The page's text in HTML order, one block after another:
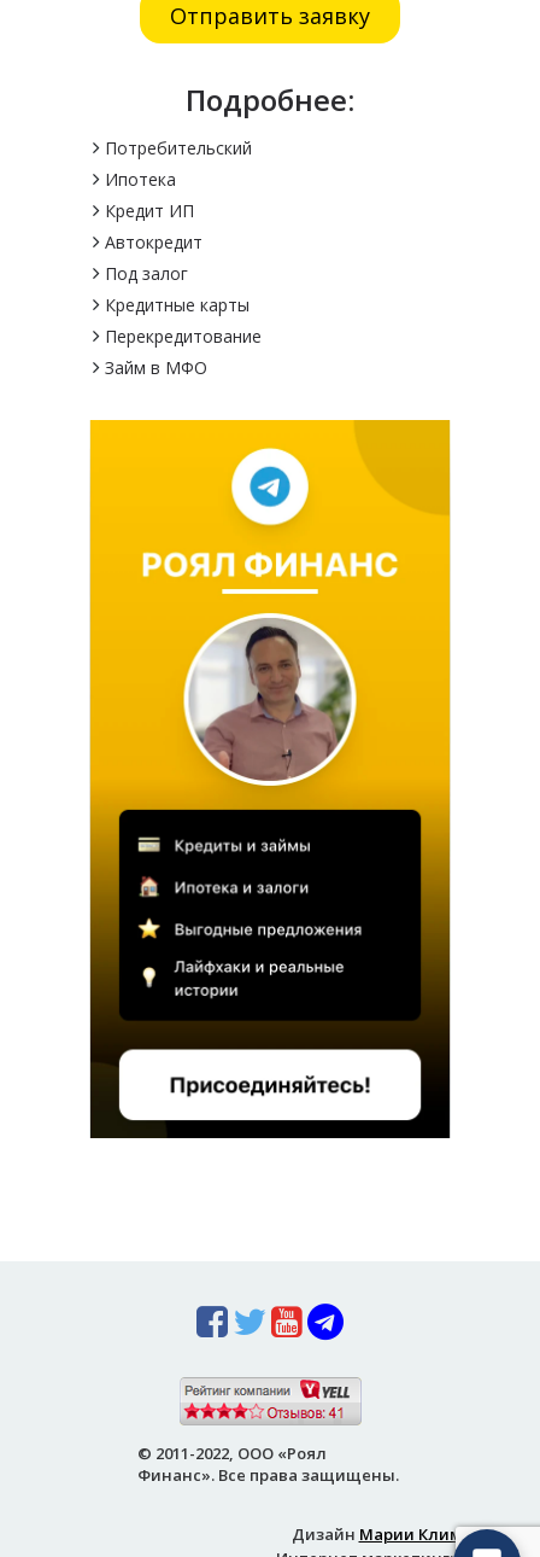
Подробнее:
Потребительский
Ипотека
Кредит ИП
Автокредит
Под залог
Кредитные карты
Перекредитование
Займ в МФО
© 2011-2022, ООО «Роял
Финанс». Все права защищены.
Дизайн Марии Климовой